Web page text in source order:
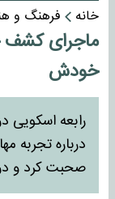
خانه
فرهنگ و
ماجرای کشف
خودش
رابعه اسکویی
درباره تجربه
صحبت کرد و